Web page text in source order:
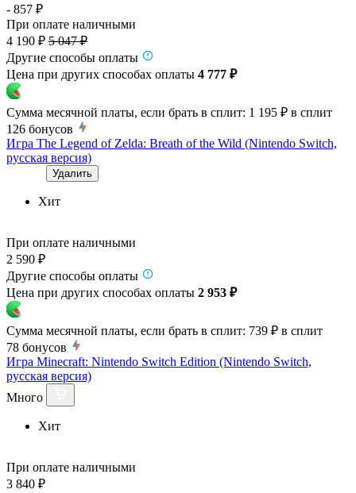
- 857 ₽
При оплате наличными
4 190 ₽ 5 047 ₽
Другие способы оплаты
Цена при других способах оплаты 4 777 ₽
Сумма месячной платы, если брать в сплит: 1 195 ₽ в сплит
126 бонусов
Игра The Legend of Zelda: Breath of the Wild (Nintendo Switch,
русская версия)
Удалить
Хит
При оплате наличными
2 590 ₽
Другие способы оплаты
Цена при других способах оплаты 2 953 ₽
Сумма месячной платы, если брать в сплит: 739 ₽ в сплит
78 бонусов
Игра Minecraft: Nintendo Switch Edition (Nintendo Switch,
русская версия)
Много
Хит
При оплате наличными
3 840 ₽